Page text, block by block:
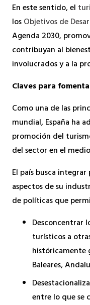
En este sentido, el
losObjetivos de
Agenda 2030,
contribuyan al
involucrados y a la
Claves para
Como una de las
mundial, España ha
promoción del
del sector en el
El país busca
aspectos de su
de políticas que
Desconcentrar
turísticos a
históricamente
Baleares,
entre lo que se